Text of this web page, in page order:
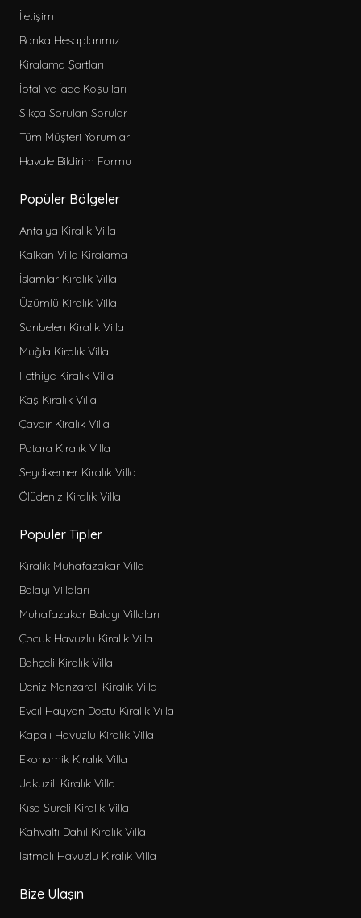
İletişim
Banka Hesaplarımız
Kiralama Şartları
İptal ve İade Koşulları
Sıkça Sorulan Sorular
Tüm Müşteri Yorumları
Havale Bildirim Formu
Popüler Bölgeler
Antalya Kiralık Villa
Kalkan Villa Kiralama
İslamlar Kiralık Villa
Üzümlü Kiralık Villa
Sarıbelen Kiralık Villa
Muğla Kiralık Villa
Fethiye Kiralık Villa
Kaş Kiralık Villa
Çavdır Kiralık Villa
Patara Kiralık Villa
Seydikemer Kiralık Villa
Ölüdeniz Kiralık Villa
Popüler Tipler
Kiralık Muhafazakar Villa
Balayı Villaları
Muhafazakar Balayı Villaları
Çocuk Havuzlu Kiralık Villa
Bahçeli Kiralık Villa
Deniz Manzaralı Kiralık Villa
Evcil Hayvan Dostu Kiralık Villa
Kapalı Havuzlu Kiralık Villa
Ekonomik Kiralık Villa
Jakuzili Kiralık Villa
Kısa Süreli Kiralık Villa
Kahvaltı Dahil Kiralık Villa
Isıtmalı Havuzlu Kiralık Villa
Bize Ulaşın